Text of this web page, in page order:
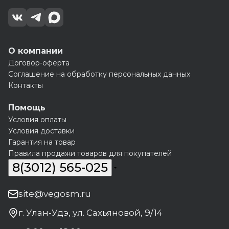
О компании
Договор-оферта
Соглашение на обработку персональных данных
Контакты
Помощь
Условия оплаты
Условия доставки
Гарантия на товар
Правила продажи товаров для покупателей
8(3012) 565-025
site@vegosm.ru
г. Улан-Удэ, ул. Сахьяновой, 9/14